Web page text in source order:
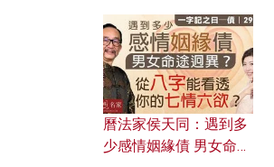
曆法家侯天同：遇到多
少感情姻緣債 男女命途